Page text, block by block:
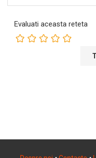
Evaluati aceasta reteta